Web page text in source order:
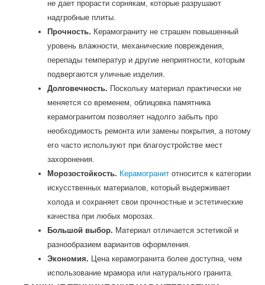
не дает прорасти сорнякам, которые разрушают
надгробные плиты.
Прочность. Керамограниту не страшен повышенный
уровень влажности, механические повреждения,
перепады температур и другие неприятности, которым
подвергаются уличные изделия.
Долговечность. Поскольку материал практически не
меняется со временем, облицовка памятника
керамогранитом позволяет надолго забыть про
необходимость ремонта или замены покрытия, а потому
его часто используют при благоустройстве мест
захоронения.
Морозостойкость. Керамогранит относится к категории
искусственных материалов, который выдерживает
холода и сохраняет свои прочностные и эстетические
качества при любых морозах.
Большой выбор. Материал отличается эстетикой и
разнообразием вариантов оформления.
Экономия. Цена керамогранита более доступна, чем
использование мрамора или натурального гранита.